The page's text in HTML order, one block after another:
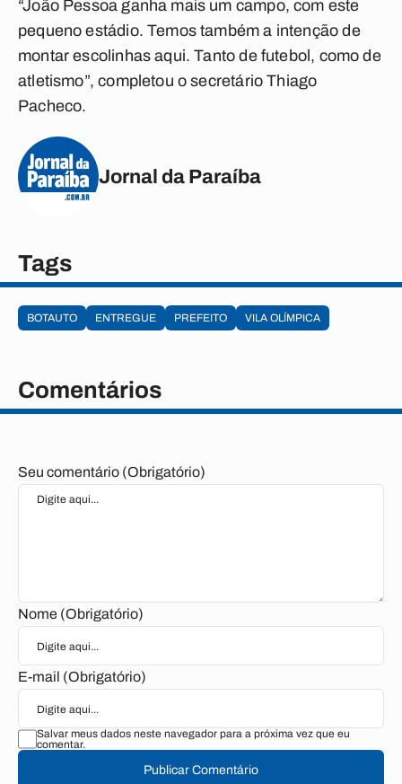
“João Pessoa ganha mais um campo, com este
pequeno estádio. Temos também a intenção de
montar escolinhas aqui. Tanto de futebol, como de
atletismo”, completou o secretário Thiago
Pacheco.
Jornal da Paraíba
Tags
BOTAUTO ENTREGUE PREFEITO VILA OLÍMPICA
Comentários
Seu comentário (Obrigatório)
Nome (Obrigatório)
E-mail (Obrigatório)
Salvar meus dados neste navegador para a próxima vez que eu
comentar.
Publicar Comentário